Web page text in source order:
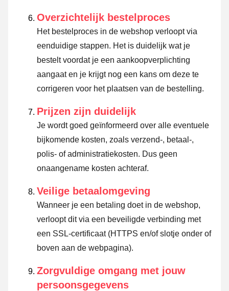
Overzichtelijk bestelproces
Het bestelproces in de webshop verloopt via
eenduidige stappen. Het is duidelijk wat je
bestelt voordat je een aankoopverplichting
aangaat en je krijgt nog een kans om deze te
corrigeren voor het plaatsen van de bestelling.
Prijzen zijn duidelijk
Je wordt goed geïnformeerd over alle eventuele
bijkomende kosten, zoals verzend-, betaal-,
polis- of administratiekosten. Dus geen
onaangename kosten achteraf.
Veilige betaalomgeving
Wanneer je een betaling doet in de webshop,
verloopt dit via een beveiligde verbinding met
een SSL-certificaat (HTTPS en/of slotje onder of
boven aan de webpagina).
Zorgvuldige omgang met jouw
persoonsgegevens